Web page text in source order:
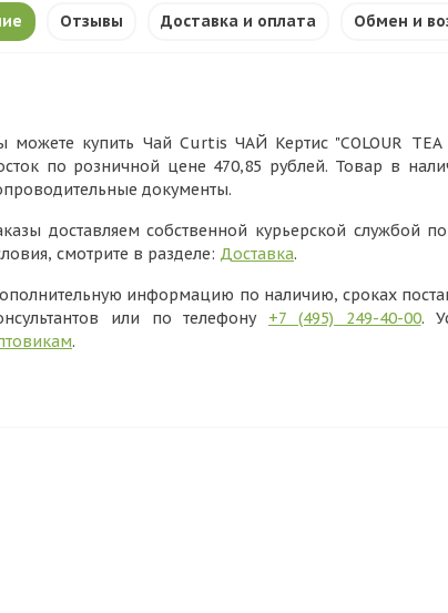
Отзывы Доставка и оплата Обмен и
можете купить Чай Curtis ЧАЙ Кертис "COLOUR
по розничной цене 470,85 рублей. Товар в
документы.
доставляем собственной курьерской службой
смотрите в разделе: Доставка.
информацию по наличию, сроках
или по телефону +7 (495) 249-40-00.
.